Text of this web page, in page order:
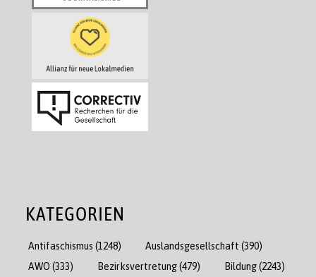
KATEGORIEN
Antifaschismus (1248) Auslandsgesellschaft (390)
AWO (333) Bezirksvertretung(479) Bildung(2243)